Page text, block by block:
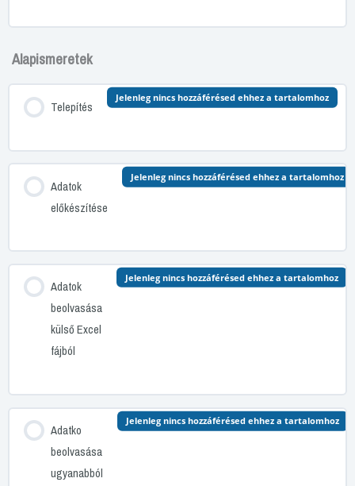
Alapismeretek
Telepítés
Jelenleg nincs hozzáférésed ehhez a tartalomhoz
Adatok
előkészítése
Jelenleg nincs hozzáférésed ehhez a tartalomhoz
Adatok
beolvasása
külső Excel
fájból
Jelenleg nincs hozzáférésed ehhez a tartalomhoz
Adatko
beolvasása
ugyanabból
Jelenleg nincs hozzáférésed ehhez a tartalomhoz